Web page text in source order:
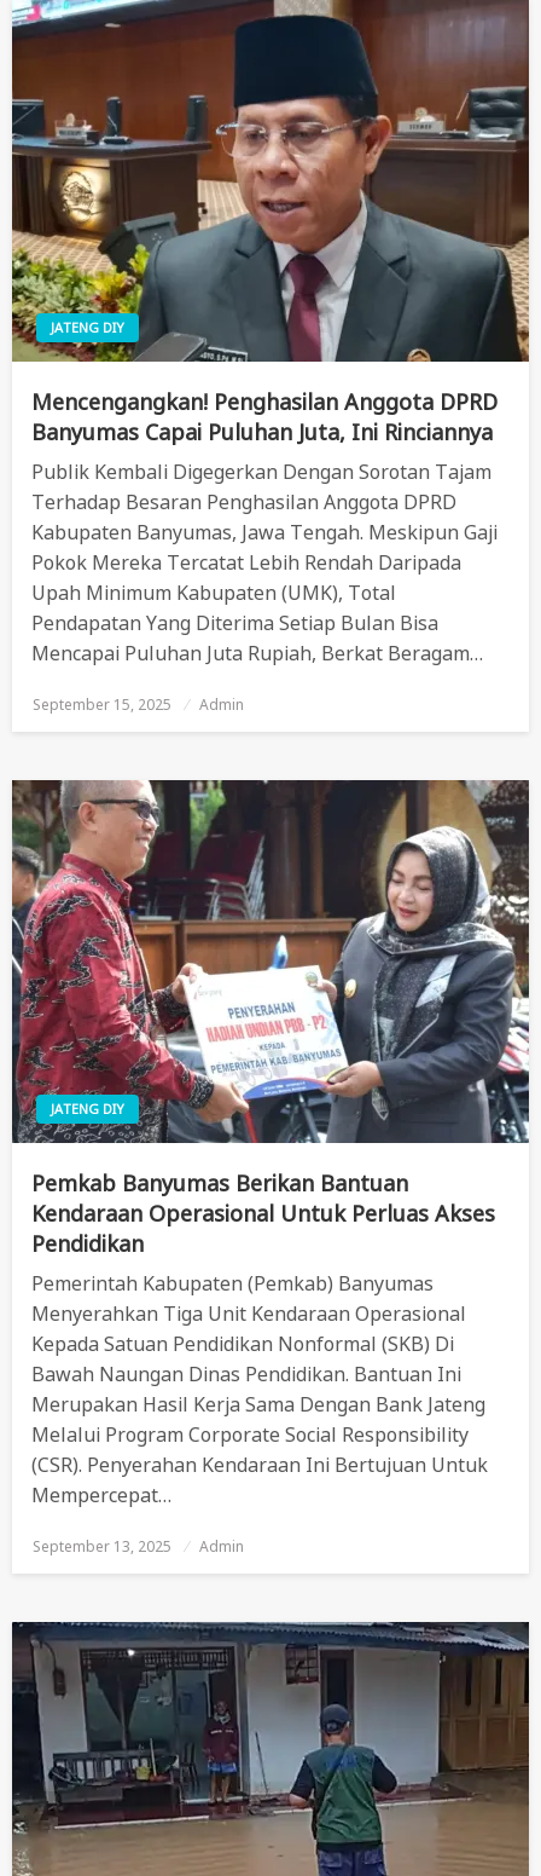
JATENG DIY
Mencengangkan! Penghasilan Anggota DPRD
Banyumas Capai Puluhan Juta, Ini Rinciannya
Publik Kembali Digegerkan Dengan Sorotan Tajam
Terhadap Besaran Penghasilan Anggota DPRD
Kabupaten Banyumas, Jawa Tengah. Meskipun Gaji
Pokok Mereka Tercatat Lebih Rendah Daripada
Upah Minimum Kabupaten (UMK), Total
Pendapatan Yang Diterima Setiap Bulan Bisa
Mencapai Puluhan Juta Rupiah, Berkat Beragam…
Posted
On
September 15, 2025 Admin
JATENG DIY
Pemkab Banyumas Berikan Bantuan
Kendaraan Operasional Untuk Perluas Akses
Pendidikan
Pemerintah Kabupaten (Pemkab) Banyumas
Menyerahkan Tiga Unit Kendaraan Operasional
Kepada Satuan Pendidikan Nonformal (SKB) Di
Bawah Naungan Dinas Pendidikan. Bantuan Ini
Merupakan Hasil Kerja Sama Dengan Bank Jateng
Melalui Program Corporate Social Responsibility
(CSR). Penyerahan Kendaraan Ini Bertujuan Untuk
Mempercepat…
Posted
On
September 13, 2025 Admin